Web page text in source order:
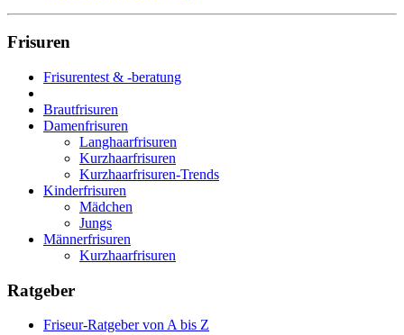
Frisuren
Frisurentest & -beratung
Brautfrisuren
Damenfrisuren
Langhaarfrisuren
Kurzhaarfrisuren
Kurzhaarfrisuren-Trends
Kinderfrisuren
Mädchen
Jungs
Männerfrisuren
Kurzhaarfrisuren
Ratgeber
Friseur-Ratgeber von A bis Z